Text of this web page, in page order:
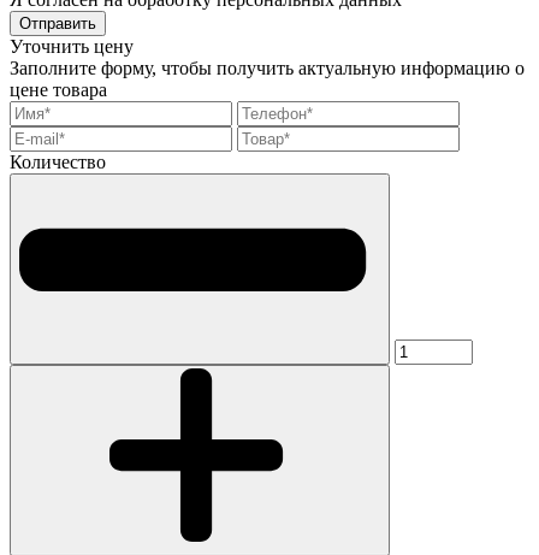
Отправить
Уточнить цену
Заполните форму, чтобы получить актуальную информацию о
цене товара
Количество